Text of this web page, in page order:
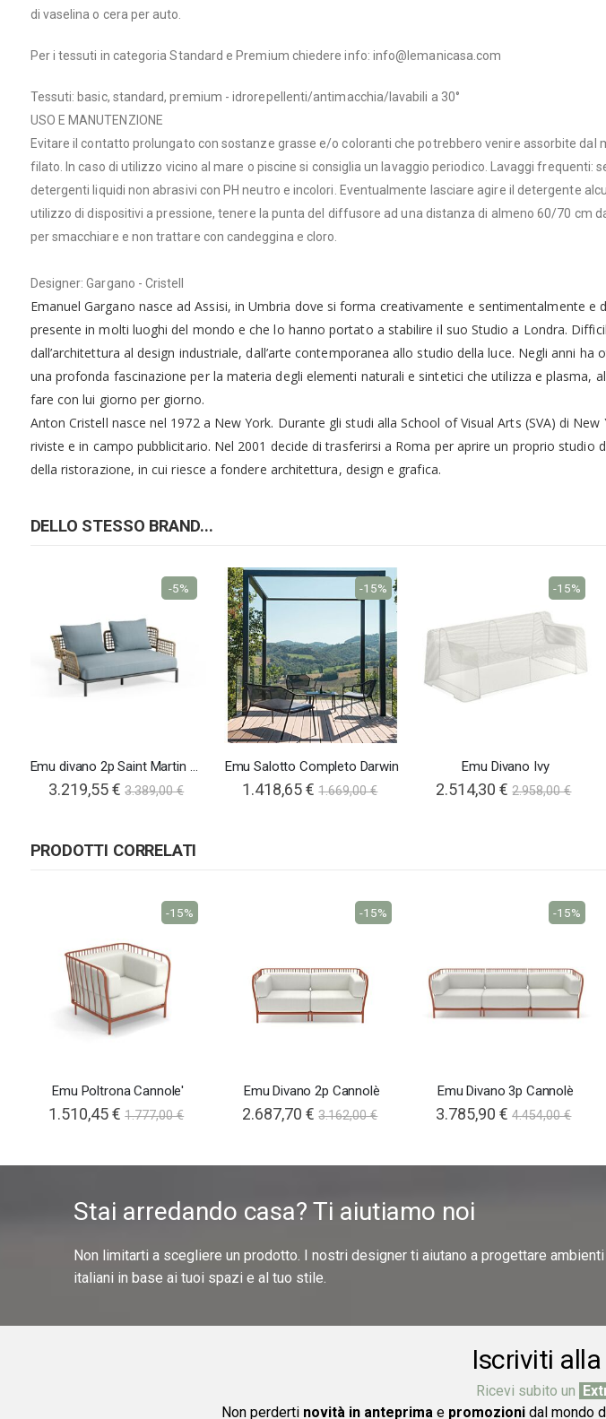
di vaselina o cera per auto.
Per i tessuti in categoria Standard e Premium chiedere info: info@lemanicasa.com
Tessuti: basic, standard, premium - idrorepellenti/antimacchia/lavabili a 30°
USO E MANUTENZIONE
Evitare il contatto prolungato con sostanze grasse e/o coloranti che potrebbero venire assorbite
filato. In caso di utilizzo vicino al mare o piscine si consiglia un lavaggio periodico. Lavaggi
detergenti liquidi non abrasivi con PH neutro e incolori. Eventualmente lasciare agire il detergente
utilizzo di dispositivi a pressione, tenere la punta del diffusore ad una distanza di almeno 60/70 cm
per smacchiare e non trattare con candeggina e cloro.
Designer: Gargano - Cristell
Emanuel Gargano nasce ad Assisi, in Umbria dove si forma creativamente e sentimentalmente
presente in molti luoghi del mondo e che lo hanno portato a stabilire il suo Studio a Londra.
dall’architettura al design industriale, dall’arte contemporanea allo studio della luce. Negli anni
una profonda fascinazione per la materia degli elementi naturali e sintetici che utilizza e
fare con lui giorno per giorno.
Anton Cristell nasce nel 1972 a New York. Durante gli studi alla School of Visual Arts (SVA) di
riviste e in campo pubblicitario. Nel 2001 decide di trasferirsi a Roma per aprire un proprio
della ristorazione, in cui riesce a fondere architettura, design e grafica.
DELLO STESSO BRAND...
Emu divano 2p Saint Martin wicker
3.219,55 € 3.389,00 €
-5%
Emu Salotto Completo Darwin
1.418,65 € 1.669,00 €
-15%
Emu Divano Ivy
2.514,30 € 2.958,00 €
-15%
PRODOTTI CORRELATI
Emu Poltrona Cannole'
1.510,45 € 1.777,00 €
-15%
Emu Divano 2p Cannolè
2.687,70 € 3.162,00 €
-15%
Emu Divano 3p Cannolè
3.785,90 € 4.454,00 €
-15%
Stai arredando casa? Ti aiutiamo noi
Non limitarti a scegliere un prodotto. I nostri designer ti aiutano a progettare
italiani in base ai tuoi spazi e al tuo stile.
Iscriviti
Ricevi subito un
Non perderti novità in anteprima e promozionidal mondo